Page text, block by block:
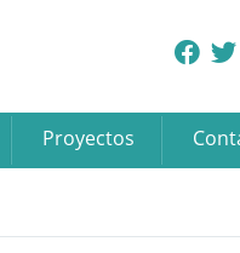
Proyectos